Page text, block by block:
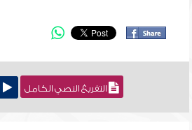
التفريغ النصي الكامل